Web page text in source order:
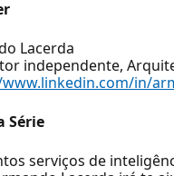
Lacerda
independente,
in/
Série
serviços de